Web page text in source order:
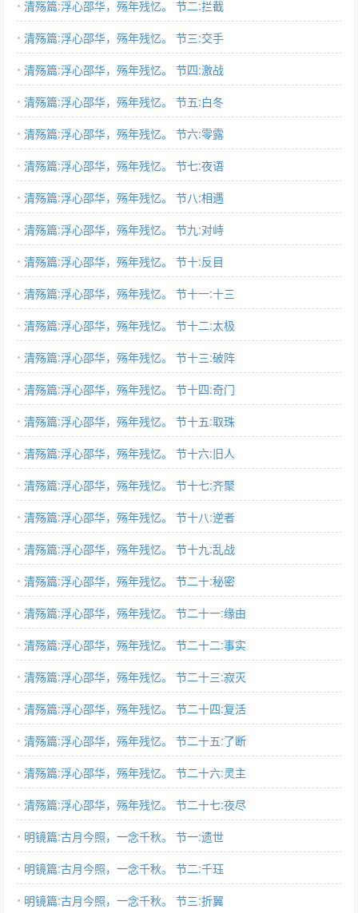
清殇篇:浮心邵华，殇年残忆。 节二:拦截
清殇篇:浮心邵华，殇年残忆。 节三:交手
清殇篇:浮心邵华，殇年残忆。 节四:激战
清殇篇:浮心邵华，殇年残忆。 节五:白冬
清殇篇:浮心邵华，殇年残忆。 节六:零露
清殇篇:浮心邵华，殇年残忆。 节七:夜语
清殇篇:浮心邵华，殇年残忆。 节八:相遇
清殇篇:浮心邵华，殇年残忆。 节九:对峙
清殇篇:浮心邵华，殇年残忆。 节十:反目
清殇篇:浮心邵华，殇年残忆。 节十一:十三
清殇篇:浮心邵华，殇年残忆。 节十二:太极
清殇篇:浮心邵华，殇年残忆。 节十三:破阵
清殇篇:浮心邵华，殇年残忆。 节十四:奇门
清殇篇:浮心邵华，殇年残忆。 节十五:取珠
清殇篇:浮心邵华，殇年残忆。 节十六:旧人
清殇篇:浮心邵华，殇年残忆。 节十七:齐聚
清殇篇:浮心邵华，殇年残忆。 节十八:逆者
清殇篇:浮心邵华，殇年残忆。 节十九:乱战
清殇篇:浮心邵华，殇年残忆。 节二十:秘密
清殇篇:浮心邵华，殇年残忆。 节二十一:缘由
清殇篇:浮心邵华，殇年残忆。 节二十二:事实
清殇篇:浮心邵华，殇年残忆。 节二十三:寂灭
清殇篇:浮心邵华，殇年残忆。 节二十四:复活
清殇篇:浮心邵华，殇年残忆。 节二十五:了断
清殇篇:浮心邵华，殇年残忆。 节二十六:灵主
清殇篇:浮心邵华，殇年残忆。 节二十七:夜尽
明镜篇:古月今照，一念千秋。 节一:遗世
明镜篇:古月今照，一念千秋。 节二:千珏
明镜篇:古月今照，一念千秋。 节三:折翼